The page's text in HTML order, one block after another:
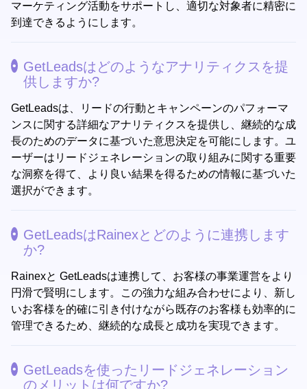
マーケティング活動をサポートし、適切な対象者に精密に
到達できるようにします。
GetLeadsはどのようなアナリティクスを提
供しますか?
GetLeadsは、リードの行動とキャンペーンのパフォーマ
ンスに関する詳細なアナリティクスを提供し、継続的な成
長のためのデータに基づいた意思決定を可能にします。ユ
ーザーはリードジェネレーションの取り組みに関する重要
な洞察を得て、より良い結果を得るための情報に基づいた
選択ができます。
GetLeadsはRainexとどのように連携します
か?
Rainexと GetLeadsは連携して、お客様の事業運営をより
円滑で賢明にします。この強力な組み合わせにより、新し
いお客様を的確に引き付けながら既存のお客様も効率的に
管理できるため、継続的な成長と成功を実現できます。
GetLeadsを使ったリードジェネレーション
のメリットは何ですか?